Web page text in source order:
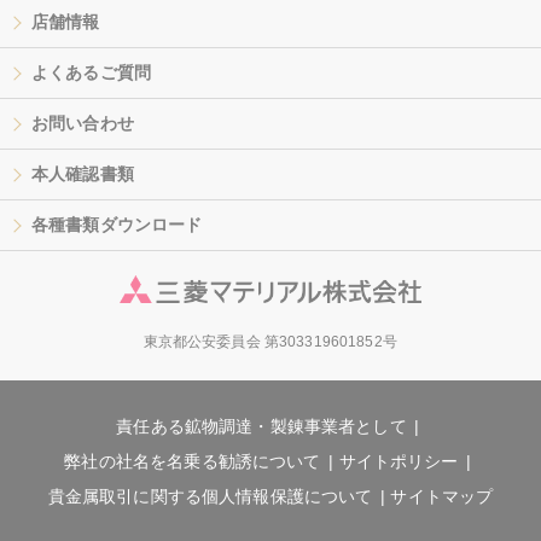
店舗情報
よくあるご質問
お問い合わせ
本人確認書類
各種書類ダウンロード
東京都公安委員会 第303319601852号
責任ある鉱物調達・製錬事業者として
弊社の社名を名乗る勧誘について
サイトポリシー
貴金属取引に関する個人情報保護について
サイトマップ